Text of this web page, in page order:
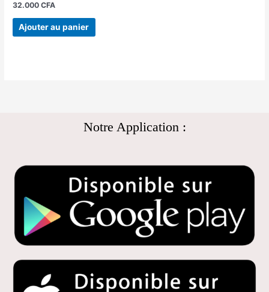
32.000CFA
Ajouter au panier
Notre Application :